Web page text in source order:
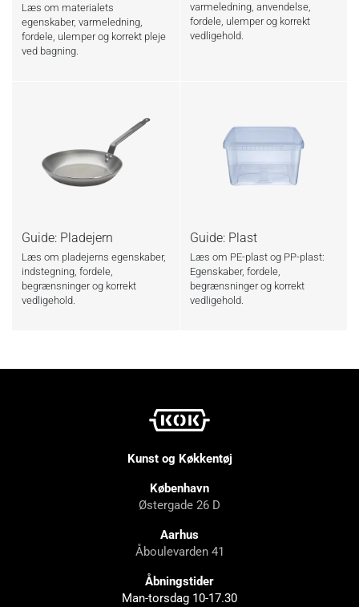
Læs om materialets
egenskaber, varmeledning,
fordele, ulemper og korrekt pleje
ved bagning.
varmeledning, anvendelse,
fordele, ulemper og korrekt
vedligehold.
Guide: Pladejern
Læs om pladejerns egenskaber,
indstegning, fordele,
begrænsninger og korrekt
vedligehold.
Guide: Plast
Læs om PE-plast og PP-plast:
Egenskaber, fordele,
begrænsninger og korrekt
vedligehold.
Kunst og Køkkentøj
København
Østergade 26 D
Aarhus
Åboulevarden 41
Åbningstider
Man-torsdag 10-17.30